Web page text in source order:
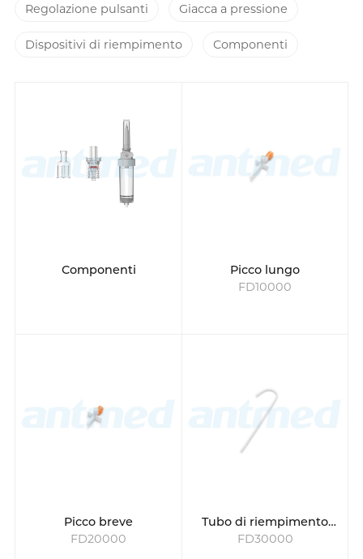
Regolazione pulsanti Giacca a pressione
Dispositivi di riempimento Componenti
Componenti
Picco lungo
FD10000
Picco breve
FD20000
Tubo di riempimento
rapido
FD30000